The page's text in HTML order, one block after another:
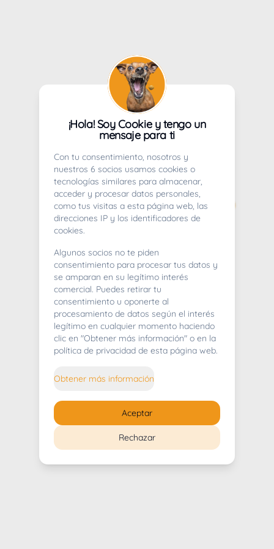
404
Whoops! Lo sentimos mucho.
¡Hola! Soy Cookie y tengo un
mensaje para ti
Con tu consentimiento, nosotros y
nuestros 6 socios usamos cookies o
tecnologías similares para almacenar,
acceder y procesar datos personales,
como tus visitas a esta página web, las
direcciones IP y los identificadores de
cookies.
Algunos socios no te piden
consentimiento para procesar tus datos y
se amparan en su legítimo interés
comercial. Puedes retirar tu
consentimiento u oponerte al
procesamiento de datos según el interés
legítimo en cualquier momento haciendo
clic en "Obtener más información" o en la
política de privacidad de esta página web.
Obtener más información
Rechazar
Aceptar